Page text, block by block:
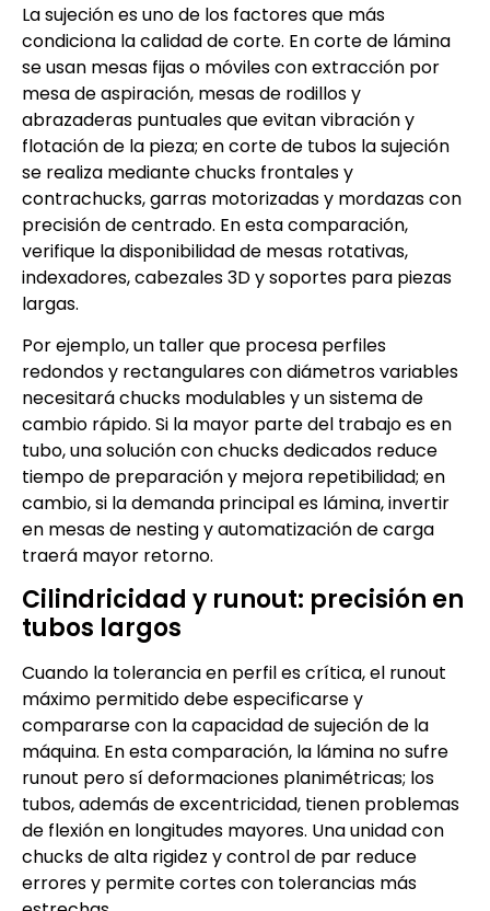
La sujeción es uno de los factores que más
condiciona la calidad de corte. En corte de lámina
se usan mesas fijas o móviles con extracción por
mesa de aspiración, mesas de rodillos y
abrazaderas puntuales que evitan vibración y
flotación de la pieza; en corte de tubos la sujeción
se realiza mediante chucks frontales y
contrachucks, garras motorizadas y mordazas con
precisión de centrado. En esta comparación,
verifique la disponibilidad de mesas rotativas,
indexadores, cabezales 3D y soportes para piezas
largas.
Por ejemplo, un taller que procesa perfiles
redondos y rectangulares con diámetros variables
necesitará chucks modulables y un sistema de
cambio rápido. Si la mayor parte del trabajo es en
tubo, una solución con chucks dedicados reduce
tiempo de preparación y mejora repetibilidad; en
cambio, si la demanda principal es lámina, invertir
en mesas de nesting y automatización de carga
traerá mayor retorno.
Cilindricidad y runout: precisión en
tubos largos
Cuando la tolerancia en perfil es crítica, el runout
máximo permitido debe especificarse y
compararse con la capacidad de sujeción de la
máquina. En esta comparación, la lámina no sufre
runout pero sí deformaciones planimétricas; los
tubos, además de excentricidad, tienen problemas
de flexión en longitudes mayores. Una unidad con
chucks de alta rigidez y control de par reduce
errores y permite cortes con tolerancias más